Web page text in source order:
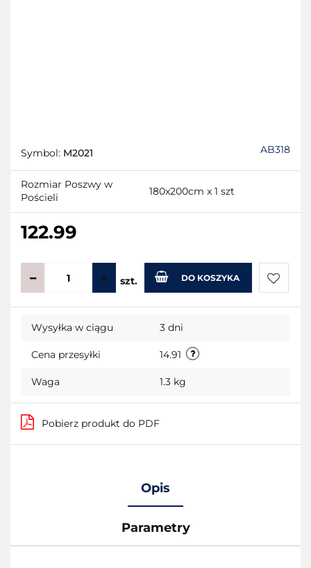
Symbol: M2021 AB318
Rozmiar Poszwy w
Pościeli
180x200cm x 1 szt
122.99
szt. DO KOSZYKA
Do
Wysyłka w ciągu 3 dni
Cena przesyłki 14.91
Waga 1.3 kg
Pobierz produkt do PDF
Opis
Parametry